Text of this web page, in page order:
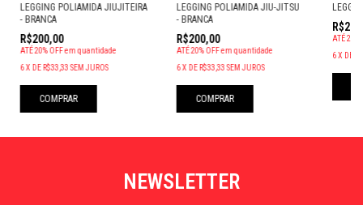
LEGGING POLIAMIDA JIUJITEIRA
- BRANCA
R$200,00
ATÉ 20% OFFem quantidade
6X DE R$33,33 SEM JUROS
COMPRAR
LEGGING POLIAMIDA JIU-JITSU
- BRANCA
R$200,00
ATÉ 20% OFFem quantidade
6X DE R$33,33 SEM JUROS
COMPRAR
ATÉ 20%
6X DE
NEWSLETTER